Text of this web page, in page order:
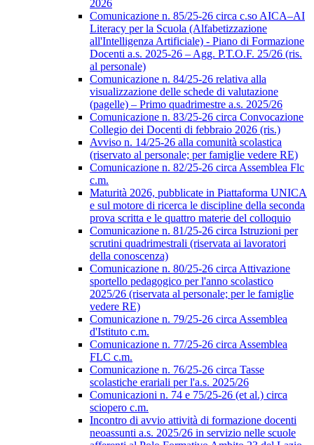
2026
Comunicazione n. 85/25-26 circa c.so AICA–AI
Literacy per la Scuola (Alfabetizzazione
all'Intelligenza Artificiale) - Piano di Formazione
Docenti a.s. 2025-26 – Agg. P.T.O.F. 25/26 (ris.
al personale)
Comunicazione n. 84/25-26 relativa alla
visualizzazione delle schede di valutazione
(pagelle) – Primo quadrimestre a.s. 2025/26
Comunicazione n. 83/25-26 circa Convocazione
Collegio dei Docenti di febbraio 2026 (ris.)
Avviso n. 14/25-26 alla comunità scolastica
(riservato al personale; per famiglie vedere RE)
Comunicazione n. 82/25-26 circa Assemblea Flc
c.m.
Maturità 2026, pubblicate in Piattaforma UNICA
e sul motore di ricerca le discipline della seconda
prova scritta e le quattro materie del colloquio
Comunicazione n. 81/25-26 circa Istruzioni per
scrutini quadrimestrali (riservata ai lavoratori
della conoscenza)
Comunicazione n. 80/25-26 circa Attivazione
sportello pedagogico per l'anno scolastico
2025/26 (riservata al personale; per le famiglie
vedere RE)
Comunicazione n. 79/25-26 circa Assemblea
d'Istituto c.m.
Comunicazione n. 77/25-26 circa Assemblea
FLC c.m.
Comunicazione n. 76/25-26 circa Tasse
scolastiche erariali per l'a.s. 2025/26
Comunicazioni n. 74 e 75/25-26 (et al.) circa
sciopero c.m.
Incontro di avvio attività di formazione docenti
neoassunti a.s. 2025/26 in servizio nelle scuole